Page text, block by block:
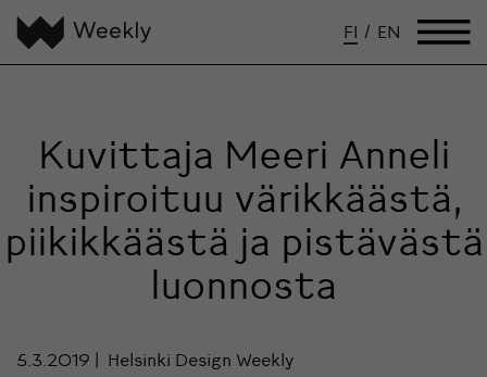
FI / EN
Kuvittaja Meeri Anneli
inspiroituu värikkäästä,
piikikkäästä ja pistävästä
luonnosta
5.3.2019 Helsinki Design Weekly